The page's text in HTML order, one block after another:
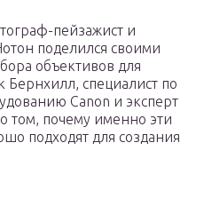
пейзажист и
поделился своими
объективов для
специалист по
Canon и эксперт
том, почему именно эти
подходят для создания